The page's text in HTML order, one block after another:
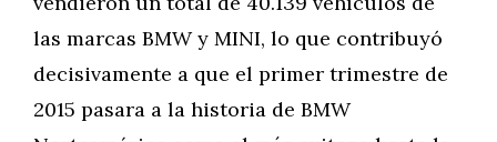
las marcas BMW y MINI, lo que contribuyó
decisivamente a que el primer trimestre de
2015 pasara a la historia de BMW